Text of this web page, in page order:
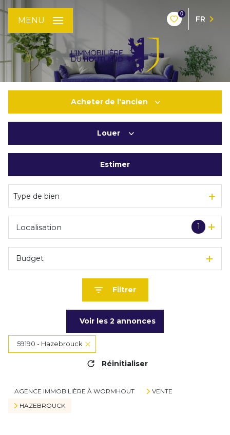
0
FR
MENU
Acheter de l'ancien
De l'immo pro
Louer
De l'immo pro
Estimer
Type de bien
1
Localisation
Budget
Filtrer
Voir les 2 annonces
59190 - Hazebrouck
Réinitialiser
AGENCE IMMOBILIÈRE À WORMHOUT
VENTE
HAZEBROUCK